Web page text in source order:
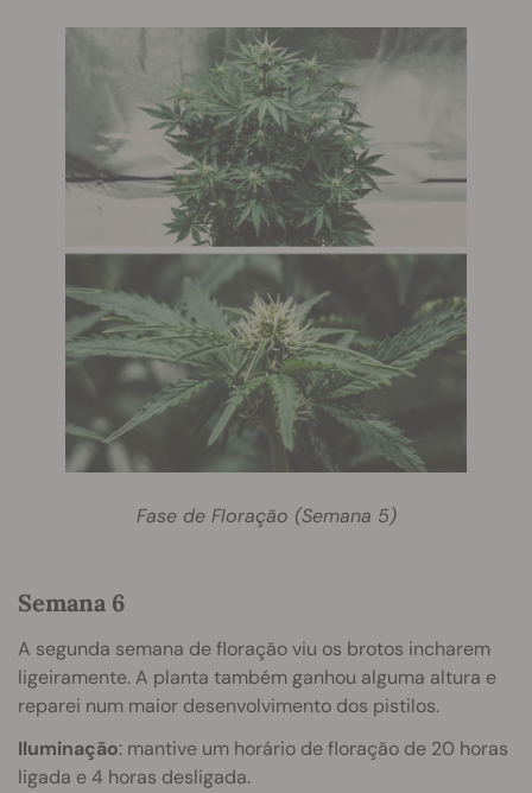
Fase de Floração (Semana 5)
Semana 6
A segunda semana de floração viu os brotos incharem
ligeiramente. A planta também ganhou alguma altura e
reparei num maior desenvolvimento dos pistilos.
Iluminação: mantive um horário de floração de 20 horas
ligada e 4 horas desligada.